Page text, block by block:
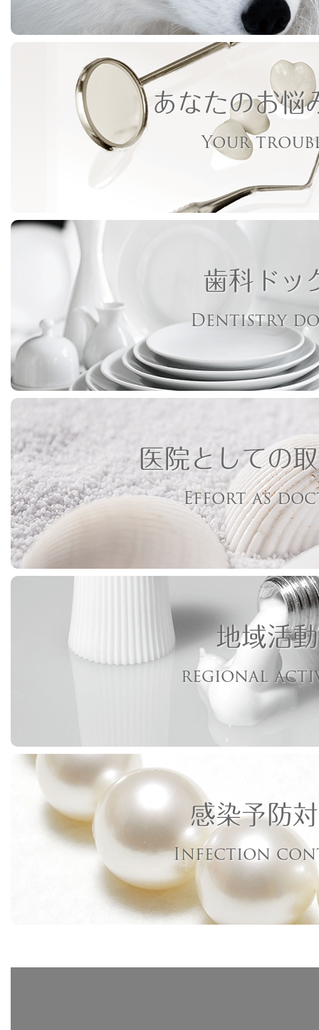
あなたのお悩
Your
歯科ドッ
Dentistry
医院としての
Effort as
地域活動
regional
感染予防
Infection